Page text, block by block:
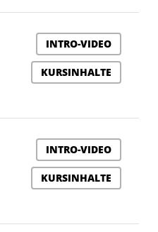
INTRO-VIDEO
KURSINHALTE
INTRO-VIDEO
KURSINHALTE